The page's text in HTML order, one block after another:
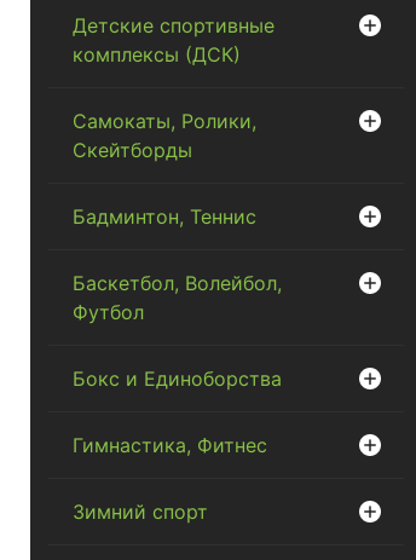
Детские спортивные
комплексы (ДСК)
Самокаты, Ролики,
Скейтборды
Бадминтон, Теннис
Баскетбол, Волейбол,
Футбол
Бокс и Единоборства
Гимнастика, Фитнес
Зимний спорт